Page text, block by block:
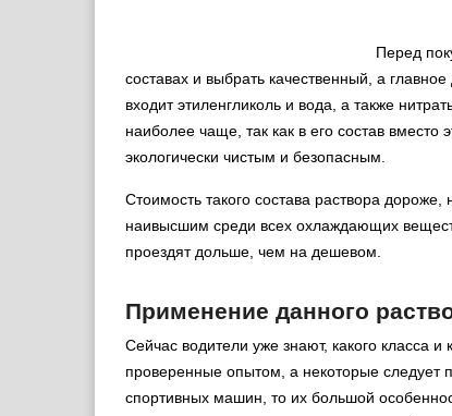
Перед
составах и выбрать качественный, а
входит этиленгликоль и вода, а также
наиболее чаще, так как в его состав вместо
экологически чистым и безопасным.
Стоимость такого состава раствора дороже,
наивысшим среди всех охлаждающих
проездят дольше, чем на дешевом.
Применение данного
Сейчас водители уже знают, какого класса
проверенные опытом, а некоторые следует
спортивных машин, то их большой